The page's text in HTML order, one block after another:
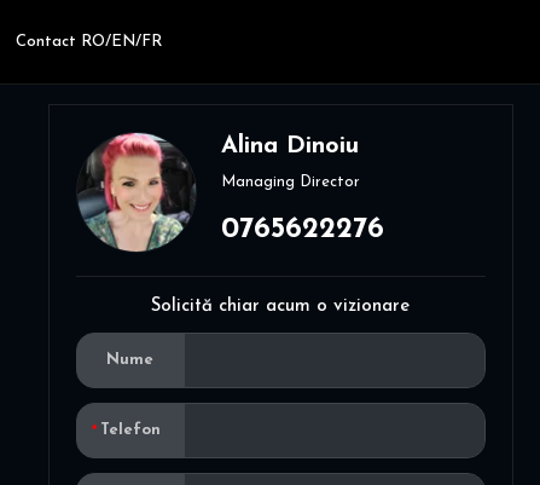
Contact RO/EN/FR
Alina Dinoiu
Managing Director
0765622276
Solicită chiar acum o vizionare
Nume
Telefon